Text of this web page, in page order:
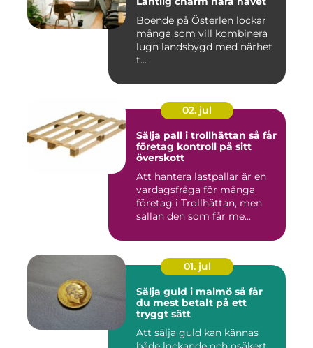
Boende på Österlen lockar
många som vill kombinera
lugn landsbygd med närhet
t...
02. jul
Sälja pall i trollhättan så får
företag kontroll på sitt
överskott
Att hantera lastpallar är en
vardagsfråga för många
företag i Trollhättan, men
sällan den som får me...
01. jul
Sälja guld i malmö så får
du mest betalt på ett
tryggt sätt
Att sälja guld kan kännas